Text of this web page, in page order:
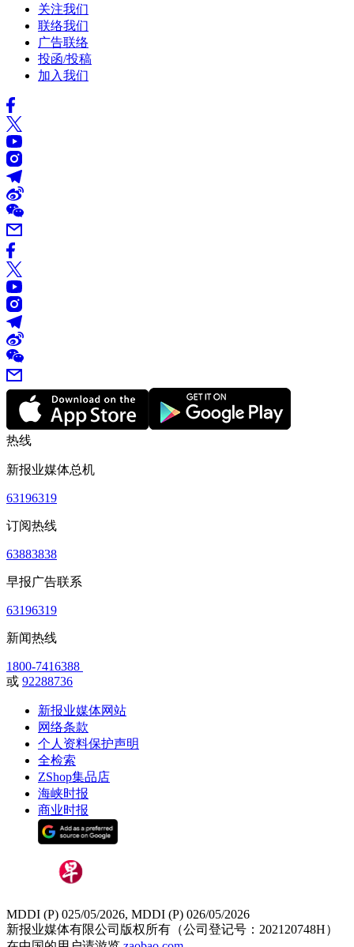
关注我们
联络我们
广告联络
投函/投稿
加入我们
热线
新报业媒体总机
63196319
订阅热线
63883838
早报广告联系
63196319
新闻热线
1800-7416388
或 92288736
新报业媒体网站
网络条款
个人资料保护声明
全检索
ZShop集品店
海峡时报
商业时报
MDDI (P) 025/05/2026, MDDI (P) 026/05/2026
新报业媒体有限公司版权所有（公司登记号：202120748H）